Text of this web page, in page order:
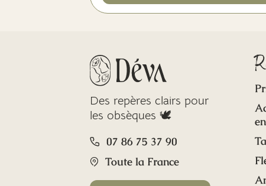
Des repères clairs pour
les obsèques 🕊️
07 86 75 37 90
Toute la France